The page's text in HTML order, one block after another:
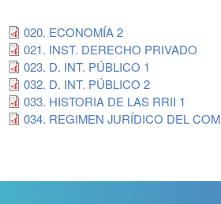
020. ECONOMÍA 2
021. INST. DERECHO PRIVADO
023. D. INT. PÚBLICO 1
032. D. INT. PÚBLICO 2
033. HISTORIA DE LAS RRII 1
034. REGIMEN JURÍDICO DEL